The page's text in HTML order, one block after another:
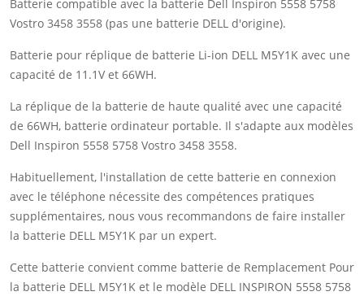
Batterie compatible avec la batterie Dell Inspiron 5558 5758
Vostro 3458 3558 (pas une batterie DELL d'origine).
Batterie pour réplique de batterie Li-ion DELL M5Y1K avec une
capacité de 11.1V et 66WH.
La réplique de la batterie de haute qualité avec une capacité
de 66WH, batterie ordinateur portable. Il s'adapte aux modèles
Dell Inspiron 5558 5758 Vostro 3458 3558.
Habituellement, l'installation de cette batterie en connexion
avec le téléphone nécessite des compétences pratiques
supplémentaires, nous vous recommandons de faire installer
la batterie DELL M5Y1K par un expert.
Cette batterie convient comme batterie de Remplacement Pour
la batterie DELL M5Y1K et le modèle DELL INSPIRON 5558 5758